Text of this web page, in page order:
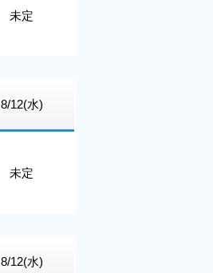
未定
8/12(水)
未定
8/12(水)